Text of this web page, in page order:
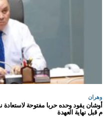
وهران
أوشان يقود وحده حربا مفتوحة
م قبل نهاية العهدة